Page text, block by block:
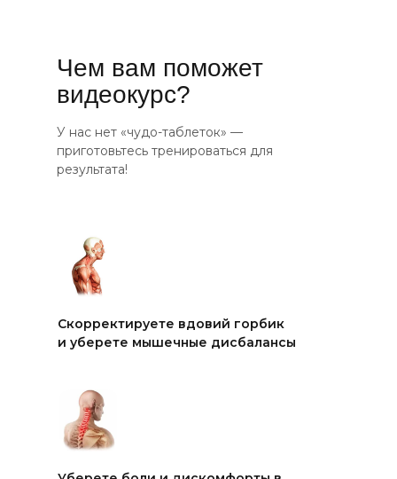
Чем вам поможет
видеокурс?
У нас нет «чудо-таблеток» —
приготовьтесь тренироваться для
результата!
Скорректируете вдовий горбик
и уберете мышечные дисбалансы